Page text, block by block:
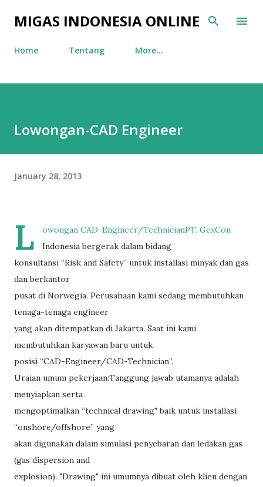
Skip to main content
MIGAS INDONESIA ONLINE
Home Tentang More…
Lowongan-CAD Engineer
January 28, 2013
L
owongan CAD-Engineer/TechnicianPT. GexCon
Indonesia bergerak dalam bidang
konsultansi “Risk and Safety” untuk installasi minyak dan gas
dan berkantor
pusat di Norwegia. Perusahaan kami sedang membutuhkan
tenaga-tenaga engineer
yang akan ditempatkan di Jakarta. Saat ini kami
membutuhkan karyawan baru untuk
posisi “CAD-Engineer/CAD-Technician”.
Uraian umum pekerjaan:Tanggung jawab utamanya adalah
menyiapkan serta
mengoptimalkan “technical drawing" baik untuk installasi
“onshore/offshore” yang
akan digunakan dalam simulasi penyebaran dan ledakan gas
(gas dispersion and
explosion). "Drawing" ini umumnya dibuat oleh klien dengan